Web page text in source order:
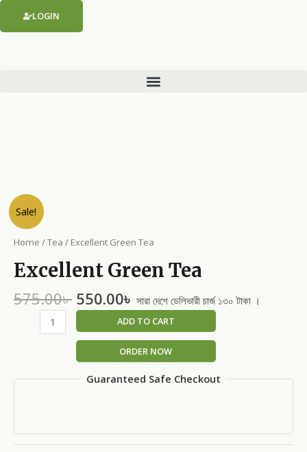
Skip
LOGIN
Menu
Sale!
Home /Tea / Excellent Green Tea
Excellent Green Tea
575.00৳
was:
550.00৳
is:
সারা দেশে ডেলিভারী চার্জ ১৩০ টাকা ।
Excellent
Green
Tea
ADD TO CART
ORDER NOW
Guaranteed Safe Checkout